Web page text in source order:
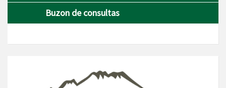
Buzon de consultas